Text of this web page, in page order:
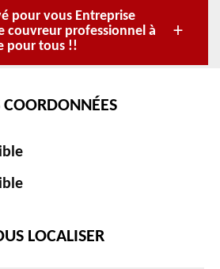
pour vous Entreprise
couvreur professionnel à
pour tous !!
COORDONNÉES
LOCALISER